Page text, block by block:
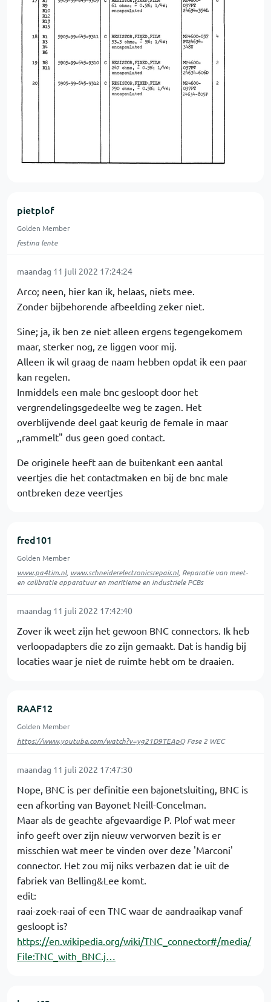
pietplof
Golden Member
festina lente
maandag 11 juli 2022 17:24:24
Arco; neen, hier kan ik, helaas, niets mee.
Zonder bijbehorende afbeelding zeker niet.
Sine; ja, ik ben ze niet alleen ergens tegengekomem
maar, sterker nog, ze liggen voor mij.
Alleen ik wil graag de naam hebben opdat ik een paar
kan regelen.
Inmiddels een male bnc gesloopt door het
vergrendelingsgedeelte weg te zagen. Het
overblijvende deel gaat keurig de female in maar
,,rammelt" dus geen goed contact.
De originele heeft aan de buitenkant een aantal
veertjes die het contactmaken en bij de bnc male
ontbreken deze veertjes
fred101
Golden Member
www.pa4tim.nl, www.schneiderelectronicsrepair.nl, Reparatie van meet-
en calibratie apparatuur en maritieme en industriele PCBs
maandag 11 juli 2022 17:42:40
Zover ik weet zijn het gewoon BNC connectors. Ik heb
verloopadapters die zo zijn gemaakt. Dat is handig bij
locaties waar je niet de ruimte hebt om te draaien.
RAAF12
Golden Member
https://www.youtube.com/watch?v=yg21D9TEApQFase 2 WEC
maandag 11 juli 2022 17:47:30
Nope, BNC is per definitie een bajonetsluiting, BNC is
een afkorting van Bayonet Neill-Concelman.
Maar als de geachte afgevaardige P. Plof wat meer
info geeft over zijn nieuw verworven bezit is er
misschien wat meer te vinden over deze 'Marconi'
connector. Het zou mij niks verbazen dat ie uit de
fabriek van Belling&Lee komt.
edit:
raai-zoek-raai of een TNC waar de aandraaikap vanaf
gesloopt is?
https://en.wikipedia.org/wiki/TNC_connector#/media/
File:TNC_with_BNC.j…